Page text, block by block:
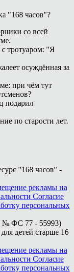
"168 часов"?
со всей
тротуаром: "Я
осуждённая за
при чём тут
подарил
по старости лет.
"168 часов" -
рекламы на
Согласие
персональных
№ ФС 77 - 55993)
детей старше 16
рекламы на
Согласие
персональных